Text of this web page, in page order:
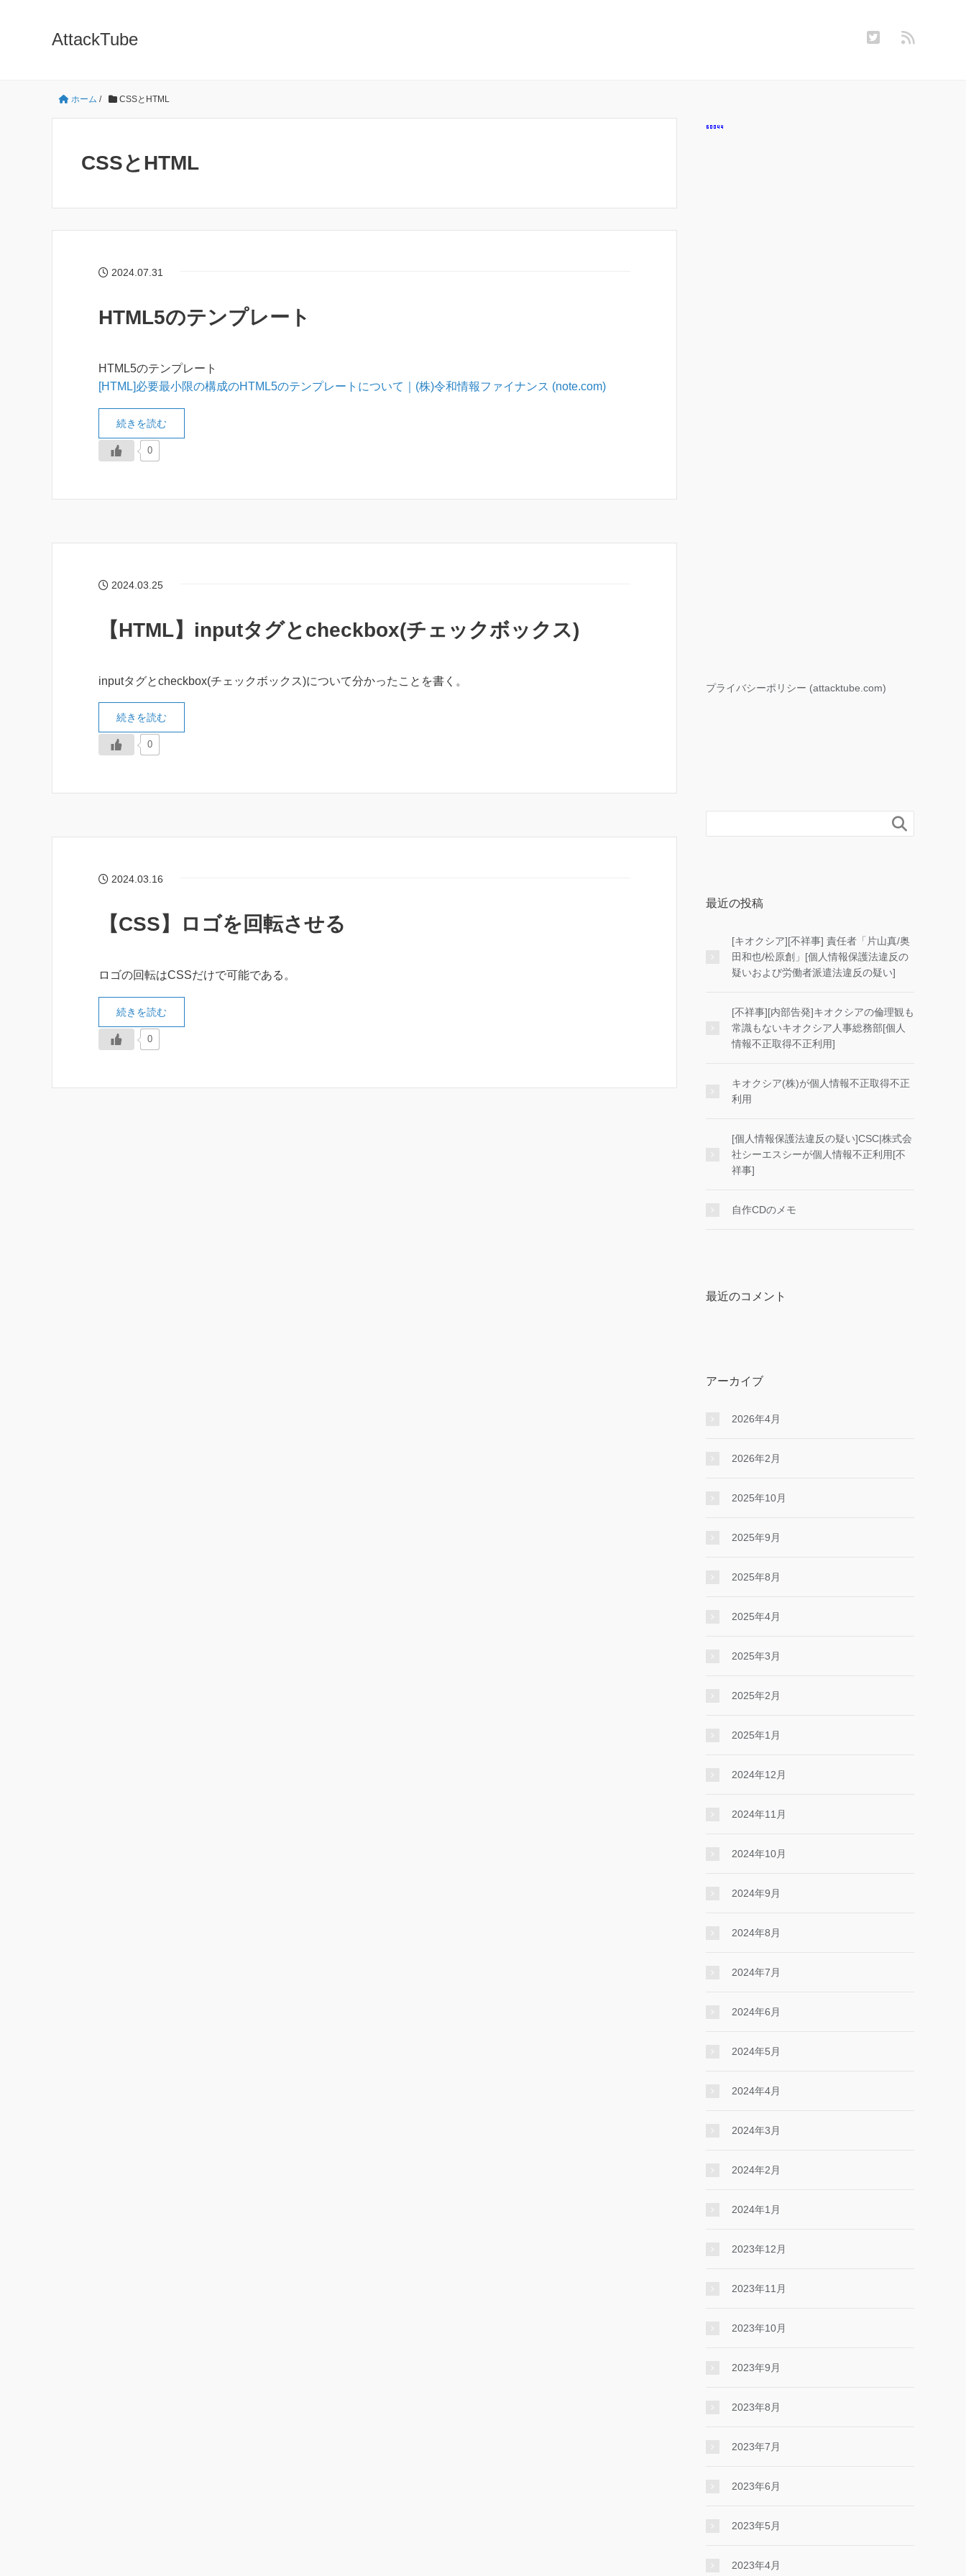
AttackTube
ホーム / CSSとHTML
CSSとHTML
2024.07.31
HTML5のテンプレート
HTML5のテンプレート
[HTML]必要最小限の構成のHTML5のテンプレートについて｜(株)令和情報ファイナンス (note.com)
続きを読む
0
2024.03.25
【HTML】inputタグとcheckbox(チェックボックス)
inputタグとcheckbox(チェックボックス)について分かったことを書く。
続きを読む
0
2024.03.16
【CSS】ロゴを回転させる
ロゴの回転はCSSだけで可能である。
続きを読む
0
プライバシーポリシー (attacktube.com)

最近の投稿
[キオクシア][不祥事] 責任者「片山真/奥
田和也/松原創」[個人情報保護法違反の
疑いおよび労働者派遣法違反の疑い]
[不祥事][内部告発]キオクシアの倫理観も
常識もないキオクシア人事総務部[個人
情報不正取得不正利用]
キオクシア(株)が個人情報不正取得不正
利用
[個人情報保護法違反の疑い]CSC|株式会
社シーエスシーが個人情報不正利用[不
祥事]
自作CDのメモ
最近のコメント
アーカイブ
2026年4月
2026年2月
2025年10月
2025年9月
2025年8月
2025年4月
2025年3月
2025年2月
2025年1月
2024年12月
2024年11月
2024年10月
2024年9月
2024年8月
2024年7月
2024年6月
2024年5月
2024年4月
2024年3月
2024年2月
2024年1月
2023年12月
2023年11月
2023年10月
2023年9月
2023年8月
2023年7月
2023年6月
2023年5月
2023年4月